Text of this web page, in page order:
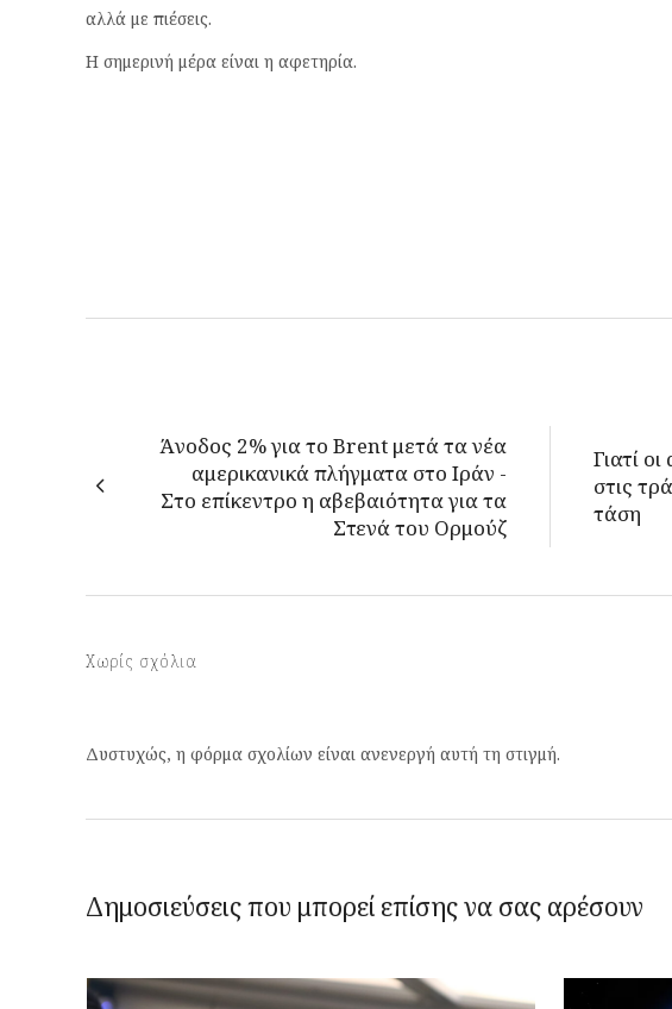
αλλά με πιέσεις.
Η σημερινή μέρα είναι η αφετηρία.
Άνοδος 2% για το Brent μετά τα νέα
αμερικανικά πλήγματα στο Ιράν -
Στο επίκεντρο η αβεβαιότητα για τα
Στενά του Ορμούζ
Γιατί
στις
τάση
Χωρίς σχόλια
Δυστυχώς, η φόρμα σχολίων είναι ανενεργή αυτή τη στιγμή.
Δημοσιεύσεις που μπορεί επίσης να σας αρέσουν